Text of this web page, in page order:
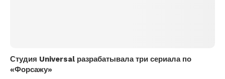
Студия Universal разрабатывала три сериала по
«Форсажу»